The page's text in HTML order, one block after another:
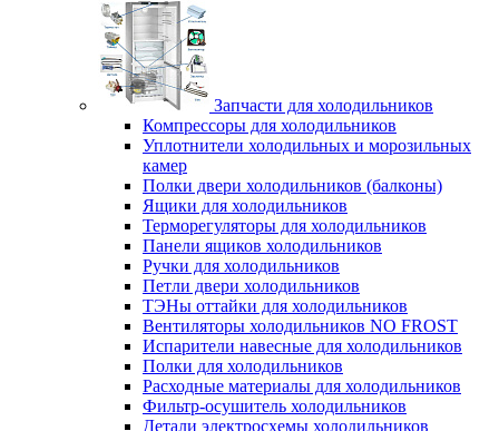
Запчасти для холодильников
Компрессоры для холодильников
Уплотнители холодильных и морозильных
камер
Полки двери холодильников (балконы)
Ящики для холодильников
Терморегуляторы для холодильников
Панели ящиков холодильников
Ручки для холодильников
Петли двери холодильников
ТЭНы оттайки для холодильников
Вентиляторы холодильников NO FROST
Испарители навесные для холодильников
Полки для холодильников
Расходные материалы для холодильников
Фильтр-осушитель холодильников
Детали электросхемы холодильников